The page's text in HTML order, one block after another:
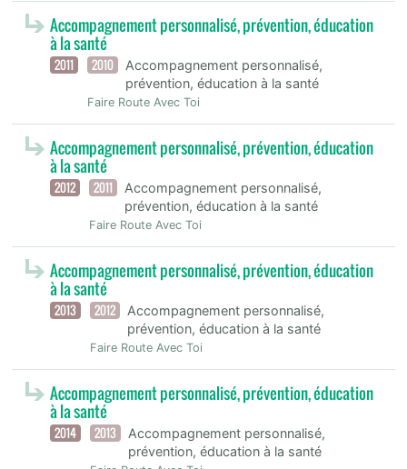
Accompagnement personnalisé, prévention, éducation
à la santé
2011 2010
Accompagnement personnalisé,
prévention, éducation à la santé
Faire Route Avec Toi
Accompagnement personnalisé, prévention, éducation
à la santé
2012 2011
Accompagnement personnalisé,
prévention, éducation à la santé
Faire Route Avec Toi
Accompagnement personnalisé, prévention, éducation
à la santé
2013 2012
Accompagnement personnalisé,
prévention, éducation à la santé
Faire Route Avec Toi
Accompagnement personnalisé, prévention, éducation
à la santé
2014 2013
Accompagnement personnalisé,
prévention, éducation à la santé